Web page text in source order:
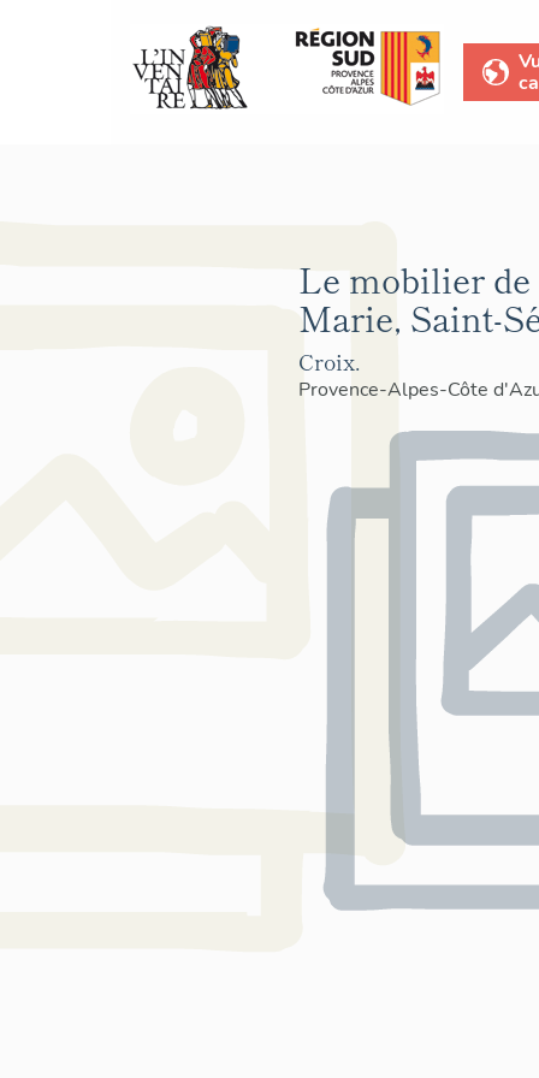
Le mobilier
Marie, Saint-
Croix.
Provence-Alpes-Côte